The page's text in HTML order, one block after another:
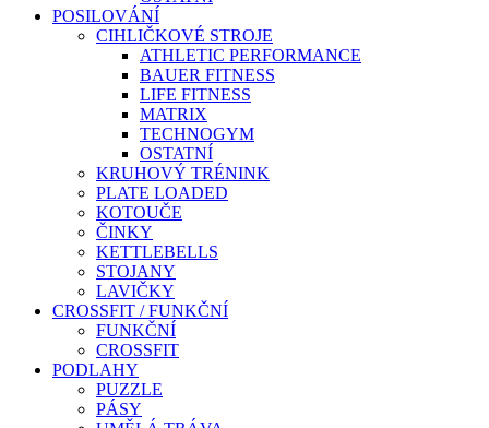
POSILOVÁNÍ
CIHLIČKOVÉ STROJE
ATHLETIC PERFORMANCE
BAUER FITNESS
LIFE FITNESS
MATRIX
TECHNOGYM
OSTATNÍ
KRUHOVÝ TRÉNINK
PLATE LOADED
KOTOUČE
ČINKY
KETTLEBELLS
STOJANY
LAVIČKY
CROSSFIT / FUNKČNÍ
FUNKČNÍ
CROSSFIT
PODLAHY
PUZZLE
PÁSY